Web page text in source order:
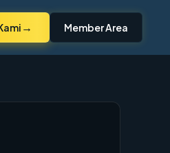
→ Member Area